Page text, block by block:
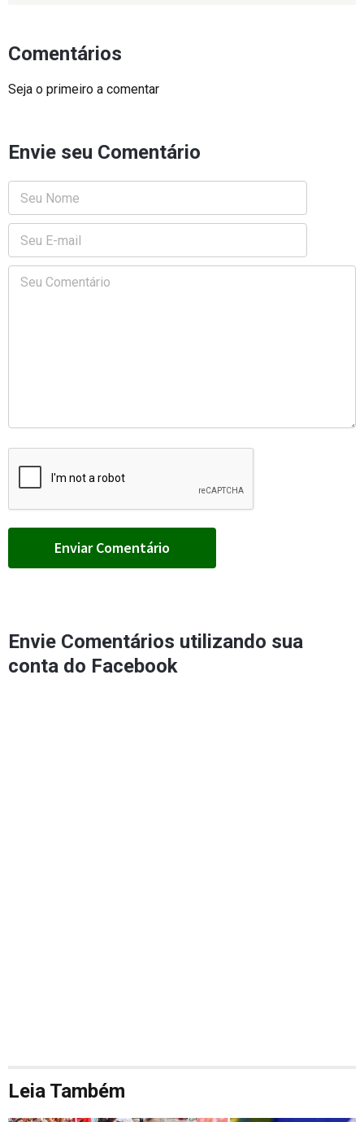
Comentários
Seja o primeiro a comentar
Envie seu Comentário
Envie Comentários utilizando sua
conta do Facebook
Leia Também